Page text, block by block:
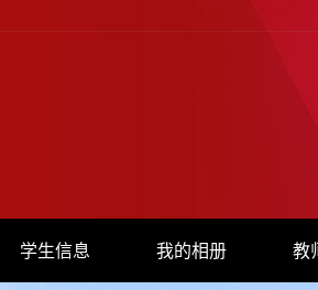
学生信息 我的相册 教